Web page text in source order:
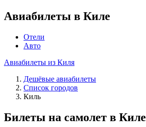
Авиабилеты в Киле
Отели
Авто
Авиабилеты из Киля
Дешёвые авиабилеты
Список городов
Киль
Билеты на самолет в Киле